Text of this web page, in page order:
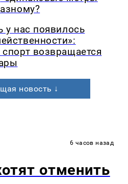
у нас появилось
возвращается
новость ↓
6 часов назад
отменить